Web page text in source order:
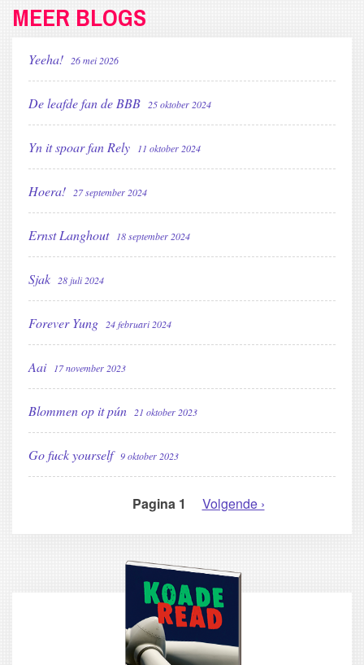
MEER BLOGS
Yeeha! 26 mei 2026
De leafde fan de BBB 25 oktober 2024
Yn it spoar fan Rely 11 oktober 2024
Hoera! 27 september 2024
Ernst Langhout 18 september 2024
Sjak 28 juli 2024
Forever Yung 24 februari 2024
Aai 17 november 2023
Blommen op it pún 21 oktober 2023
Go fuck yourself 9 oktober 2023
Pagina 1
Volgende
Volgende ›